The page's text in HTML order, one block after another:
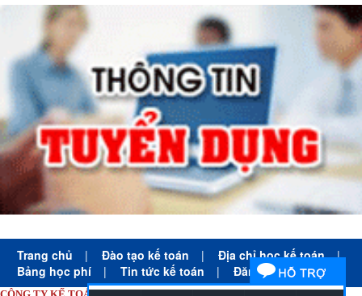
Trang chủ | Đào tạo kế toán | Địa chỉ học kế toán
|
Bảng học phí
| Tin tức kế toán | Đăng ký học